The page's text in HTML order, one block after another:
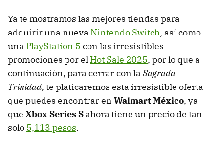
Ya te mostramos las mejores tiendas para
adquirir una nueva Nintendo Switch, así como
una PlayStation 5 con las irresistibles
promociones por el Hot Sale 2025, por lo que a
continuación, para cerrar con la Sagrada
Trinidad, te platicaremos esta irresistible oferta
que puedes encontrar en Walmart México, ya
que Xbox Series S ahora tiene un precio de tan
solo 5,113 pesos.